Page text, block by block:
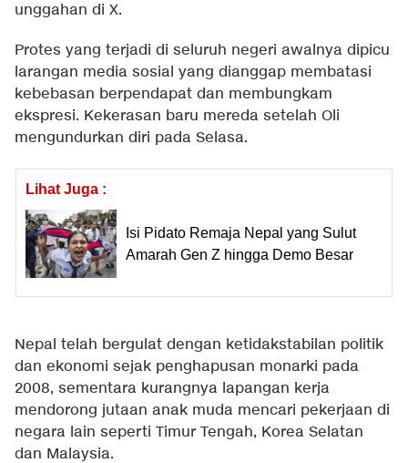
unggahan di X.
Protes yang terjadi di seluruh negeri awalnya dipicu
larangan media sosial yang dianggap membatasi
kebebasan berpendapat dan membungkam
ekspresi. Kekerasan baru mereda setelah Oli
mengundurkan diri pada Selasa.
Lihat Juga :
Isi Pidato Remaja Nepal yang Sulut
Amarah Gen Z hingga Demo Besar
Nepal telah bergulat dengan ketidakstabilan politik
dan ekonomi sejak penghapusan monarki pada
2008, sementara kurangnya lapangan kerja
mendorong jutaan anak muda mencari pekerjaan di
negara lain seperti Timur Tengah, Korea Selatan
dan Malaysia.